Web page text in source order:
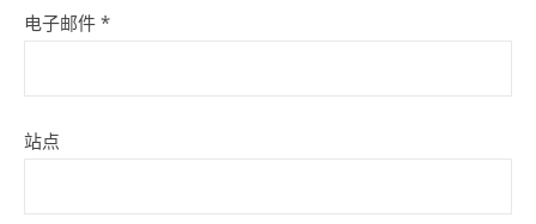
电子邮件 *
站点